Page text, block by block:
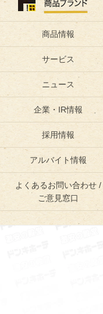
商品情報
サービス
ニュース
企業・IR情報
採用情報
アルバイト情報
よくあるお問い合わせ /
ご意見窓口